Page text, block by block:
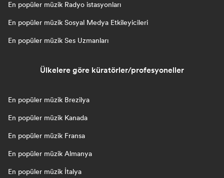
En popüler müzik Radyo istasyonları
En popüler müzik Sosyal Medya Etkileyicileri
En popüler müzik Ses Uzmanları
Ülkelere göre küratörler/profesyoneller
En popüler müzik Brezilya
En popüler müzik Kanada
En popüler müzik Fransa
En popüler müzik Almanya
En popüler müzik İtalya